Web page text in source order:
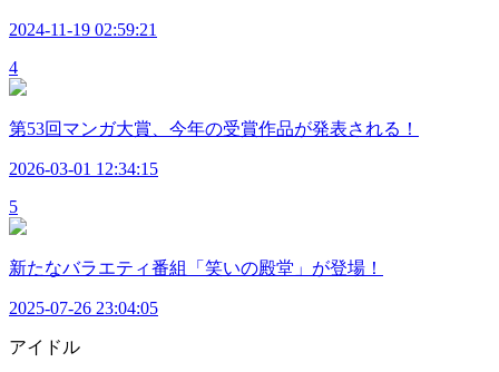
2024-11-19 02:59:21
4
第53回マンガ大賞、今年の受賞作品が発表される！
2026-03-01 12:34:15
5
新たなバラエティ番組「笑いの殿堂」が登場！
2025-07-26 23:04:05
アイドル